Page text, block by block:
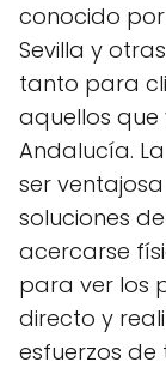
conocido
Sevilla y
tanto para
aquellos
Andalucía. La
ser
soluciones
acercarse
para ver los
directo y
esfuerzos de